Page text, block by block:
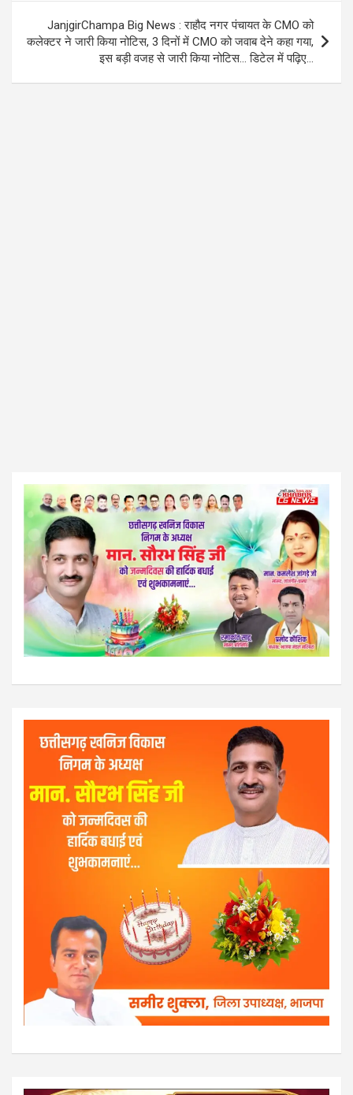
JanjgirChampa Big News : राहौद नगर पंचायत के CMO को
कलेक्टर ने जारी किया नोटिस, 3 दिनों में CMO को जवाब देने कहा गया,
इस बड़ी वजह से जारी किया नोटिस… डिटेल में पढ़िए…